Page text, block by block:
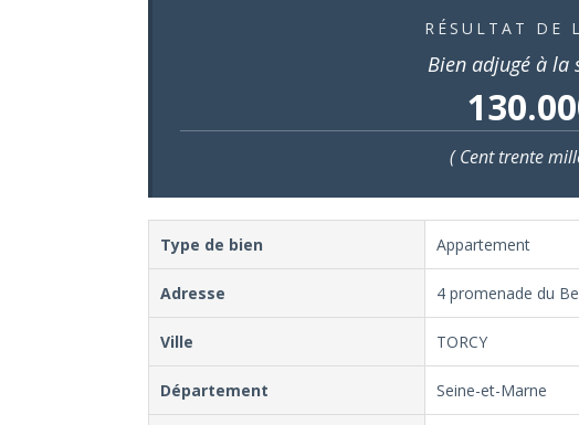
RÉSULTAT DE
Bien adjugé à la
( Cent trente
Type de bien Appartement
Adresse 4 promenade du
Ville TORCY
Département Seine-et-Marne